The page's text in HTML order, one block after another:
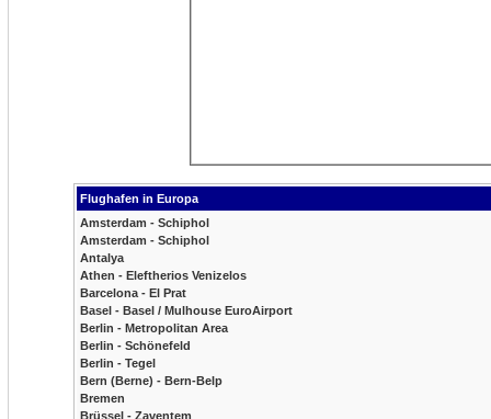
Flughafen in Europa
Amsterdam - Schiphol
Amsterdam - Schiphol
Antalya
Athen - Eleftherios Venizelos
Barcelona - El Prat
Basel - Basel / Mulhouse EuroAirport
Berlin - Metropolitan Area
Berlin - Schönefeld
Berlin - Tegel
Bern (Berne) - Bern-Belp
Bremen
Brüssel - Zaventem